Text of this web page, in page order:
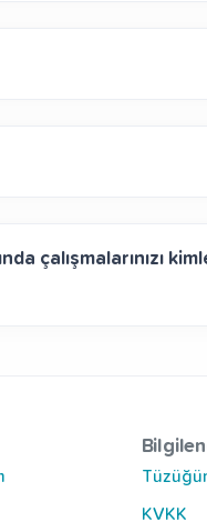
çalışmalarınızı
KVKK